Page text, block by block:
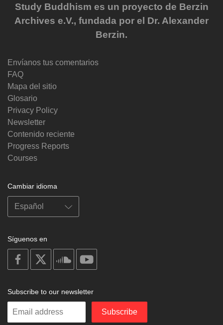
Study Buddhism es un proyecto de Berzin
Archives e.V., fundada por el Dr. Alexander
Berzin.
Envíanos tus comentarios
FAQ
Mapa del sitio
Glosario
Privacy Policy
Newsletter
Contenido reciente
Progress Reports
Courses
Cambiar idioma
Síguenos en
on
facebook
on
on
soundcloud
Subscribe to our newsletter
Enter
Subscribe